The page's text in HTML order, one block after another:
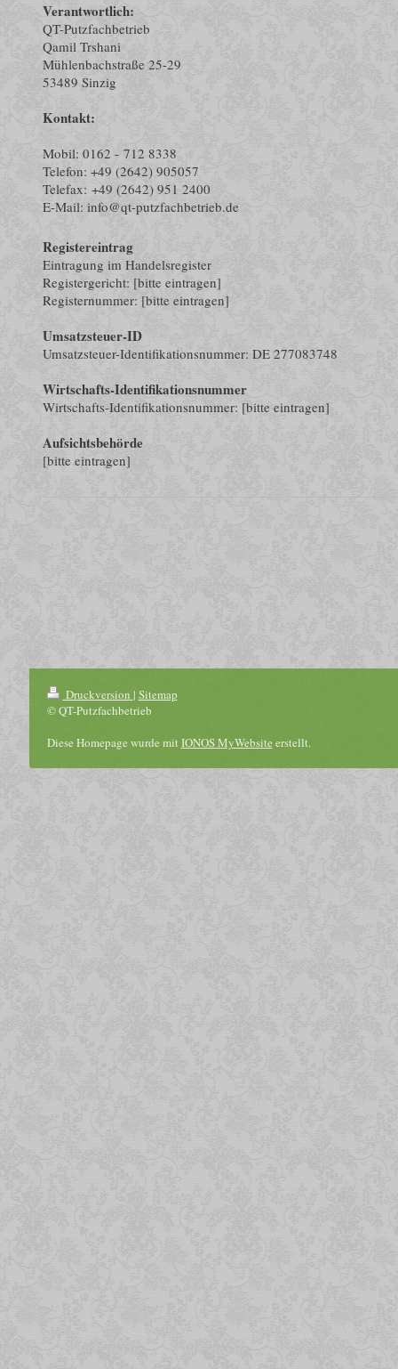
Verantwortlich:
QT-Putzfachbetrieb
Qamil Trshani
Mühlenbachstraße 25-29
53489 Sinzig
Kontakt:
Mobil: 0162 - 712 8338
Telefon: +49 (2642) 905057
Telefax: +49 (2642) 951 2400
E-Mail: info@qt-putzfachbetrieb.de
Registereintrag
Eintragung im Handelsregister
Registergericht: [bitte eintragen]
Registernummer: [bitte eintragen]
Umsatzsteuer-ID
Umsatzsteuer-Identifikationsnummer: DE 277083748
Wirtschafts-Identifikationsnummer
Wirtschafts-Identifikationsnummer: [bitte eintragen]
Aufsichtsbehörde
[bitte eintragen]
Druckversion | Sitemap
© QT-Putzfachbetrieb
Diese Homepage wurde mit IONOS MyWebsite erstellt.